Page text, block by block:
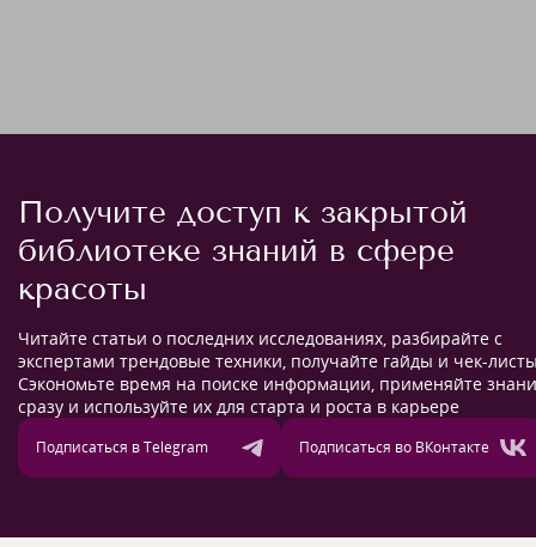
Получите доступ к закрытой
библиотеке знаний в сфере
красоты
Читайте статьи о последних исследованиях, разбирайте с
экспертами трендовые техники, получайте гайды и чек-
Сэкономьте время на поиске информации, применяйте
сразу и используйте их для старта и роста в карьере
Подписаться в Telegram Подписаться во ВКонтакте